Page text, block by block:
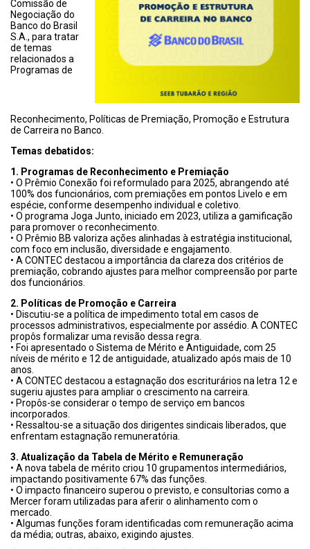
Comissão de
Negociação do
Banco do Brasil
S.A., para tratar
de temas
relacionados a
Programas de
Reconhecimento, Políticas de Premiação, Promoção e Estrutura
de Carreira no Banco.
Temas debatidos:
1. Programas de Reconhecimento e Premiação
• O Prêmio Conexão foi reformulado para 2025, abrangendo até
100% dos funcionários, com premiações em pontos Livelo e em
espécie, conforme desempenho individual e coletivo.
• O programa Joga Junto, iniciado em 2023, utiliza a gamificação
para promover o reconhecimento.
• O Prêmio BB valoriza ações alinhadas à estratégia institucional,
com foco em inclusão, diversidade e engajamento.
• A CONTEC destacou a importância da clareza dos critérios de
premiação, cobrando ajustes para melhor compreensão por parte
dos funcionários.
2. Políticas de Promoção e Carreira
• Discutiu-se a política de impedimento total em casos de
processos administrativos, especialmente por assédio. A CONTEC
propôs formalizar uma revisão dessa regra.
• Foi apresentado o Sistema de Mérito e Antiguidade, com 25
níveis de mérito e 12 de antiguidade, atualizado após mais de 10
anos.
• A CONTEC destacou a estagnação dos escriturários na letra 12 e
sugeriu ajustes para ampliar o crescimento na carreira.
• Propôs-se considerar o tempo de serviço em bancos
incorporados.
• Ressaltou-se a situação dos dirigentes sindicais liberados, que
enfrentam estagnação remuneratória.
3. Atualização da Tabela de Mérito e Remuneração
• A nova tabela de mérito criou 10 grupamentos intermediários,
impactando positivamente 67% das funções.
• O impacto financeiro superou o previsto, e consultorias como a
Mercer foram utilizadas para aferir o alinhamento com o
mercado.
• Algumas funções foram identificadas com remuneração acima
da média; outras, abaixo, exigindo ajustes.